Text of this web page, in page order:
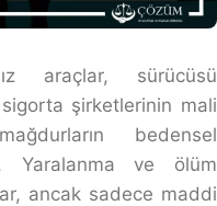
araçlar, sürücüsü
şirketlerinin mali
bedensel
Yaralanma ve ölüm
ancak sadece maddi